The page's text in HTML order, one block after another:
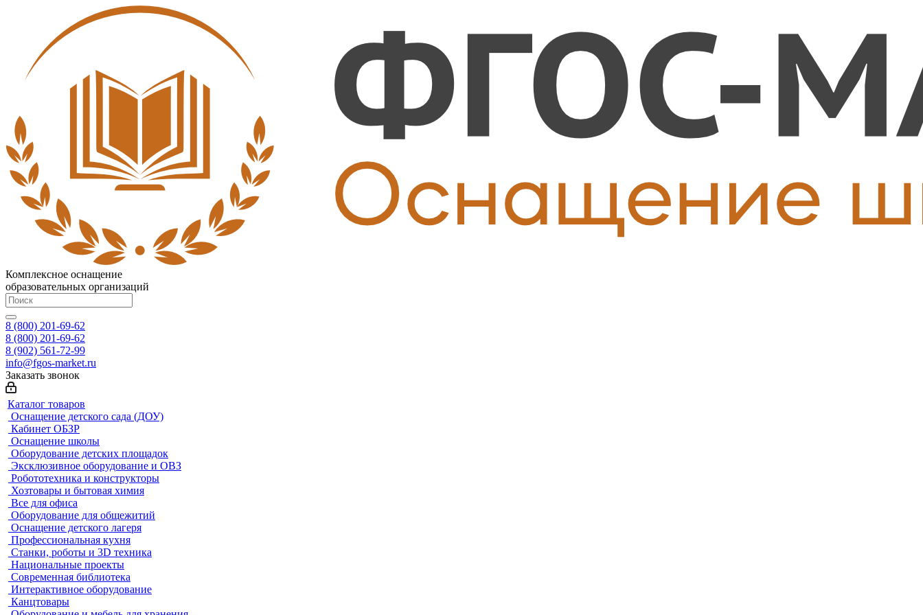
Комплексное оснащение
образовательных организаций
8 (800) 201-69-62
8 (800) 201-69-62
8 (902) 561-72-99
info@fgos-market.ru
Заказать звонок
Каталог товаров
Оснащение детского сада (ДОУ)
Кабинет ОБЗР
Оснащение школы
Оборудование детских площадок
Эксклюзивное оборудование и ОВЗ
Робототехника и конструкторы
Хозтовары и бытовая химия
Все для офиса
Оборудование для общежитий
Оснащение детского лагеря
Профессиональная кухня
Станки, роботы и 3D техника
Национальные проекты
Современная библиотека
Интерактивное оборудование
Канцтовары